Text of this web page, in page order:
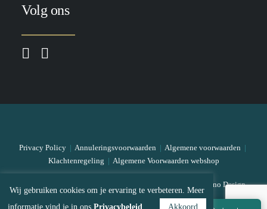
Volg ons
Privacy Policy | Annuleringsvoorwaarden | Algemene voorwaarden |
Klachtenregeling | Algemene Voorwaarden webshop
Designed by Mono Design
Wij gebruiken cookies om je ervaring te verbeteren. Meer
informatie vind je in ons Privacybeleid Akkoord